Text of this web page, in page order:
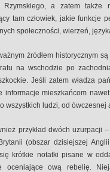
Rzymskiego, a zatem
tam człowiek, jakie funkcje
społeczności, wierzeń,
źródłem historycznym
na wschodzie po
Jeśli zatem władza
informacje mieszkańcom
wszystkich ludzi, od
przykład dwóch uzurpacji
(obszar dzisiejszej
krótkie notatki pisane w
oceniające ową rebelię.